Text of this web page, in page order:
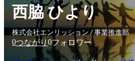
西脇 ひより
株式会社エンリッション / 事業推進部
0つながり 0フォロワー